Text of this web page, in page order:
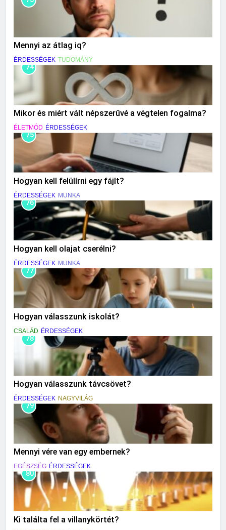
Mennyi az átlag iq?
ÉRDESSÉGEK TUDOMÁNY
74
Mikor és miért vált népszerűvé a végtelen fogalma?
ÉLETMÓD ÉRDESSÉGEK
75
Hogyan kell felülírni egy fájlt?
ÉRDESSÉGEK MUNKA
76
Hogyan kell olajat cserélni?
ÉRDESSÉGEK MUNKA
77
Hogyan válasszunk iskolát?
CSALÁD ÉRDESSÉGEK
78
Hogyan válasszunk távcsövet?
ÉRDESSÉGEK NAGYVILÁG
79
Mennyi vére van egy embernek?
EGÉSZSÉG ÉRDESSÉGEK
80
Ki találta fel a villanykörtét?